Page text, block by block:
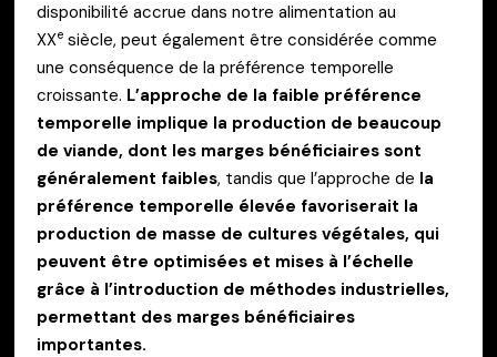
disponibilité accrue dans notre alimentation au
XXe siècle, peut également être considérée comme
une conséquence de la préférence temporelle
croissante. L’approche de la faible préférence
temporelle implique la production de beaucoup
de viande, dont les marges bénéficiaires sont
généralement faibles, tandis que l’approche de la
préférence temporelle élevée favoriserait la
production de masse de cultures végétales, qui
peuvent être optimisées et mises à l’échelle
grâce à l’introduction de méthodes industrielles,
permettant des marges bénéficiaires
importantes.